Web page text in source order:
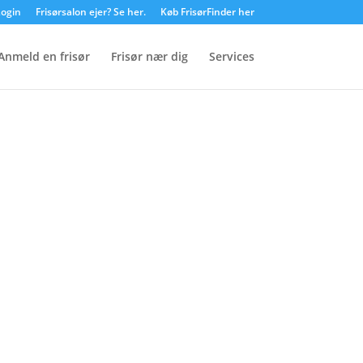
Frisørsalon ejer? Se her. Køb FrisørFinder her
en frisør Frisør nær dig Services